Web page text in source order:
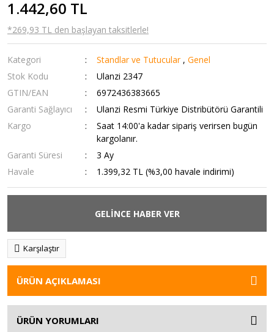
1.442,60 TL
*269,93 TL den başlayan taksitlerle!
Kategori Standlar ve Tutucular ,Genel
Stok Kodu
Ulanzi 2347
GTIN/EAN
6972436383665
Garanti Sağlayıcı
Ulanzi Resmi Türkiye Distribütörü Garantili
Kargo
Saat 14:00'a kadar sipariş verirsen bugün
kargolanır.
Garanti Süresi
3 Ay
Havale
1.399,32 TL (%3,00 havale indirimi)
GELİNCE HABER VER
Karşılaştır
ÜRÜN AÇIKLAMASI
ÜRÜN YORUMLARI